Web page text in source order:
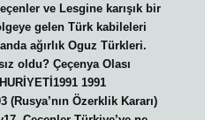
ve Lesgine karışık bir
gelen Türk kabileleri
ağırlık Oguz Türkleri.
oldu? Çeçenya Olası
1991
(Rusya’nın Özerklik Kararı)